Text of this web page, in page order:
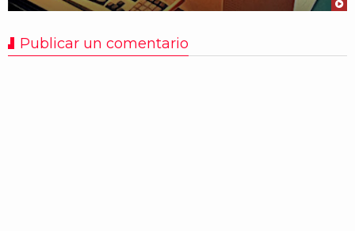
Publicar un comentario